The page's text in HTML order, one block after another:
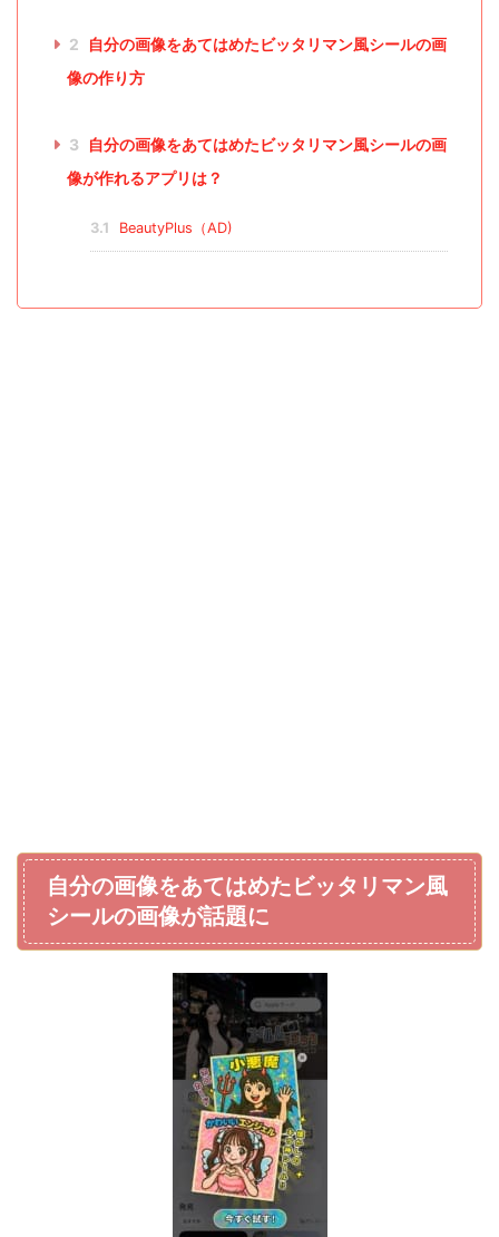
2
自分の画像をあてはめたビッタリマン風シールの画
像の作り方
3
自分の画像をあてはめたビッタリマン風シールの画
像が作れるアプリは？
3.1 BeautyPlus（AD)
自分の画像をあてはめたビッタリマン風
シールの画像が話題に